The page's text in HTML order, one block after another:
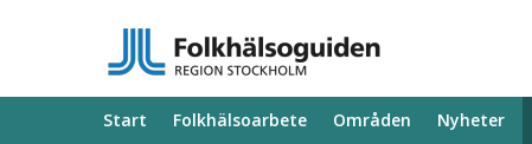
Start Folkhälsoarbete Områden Nyheter